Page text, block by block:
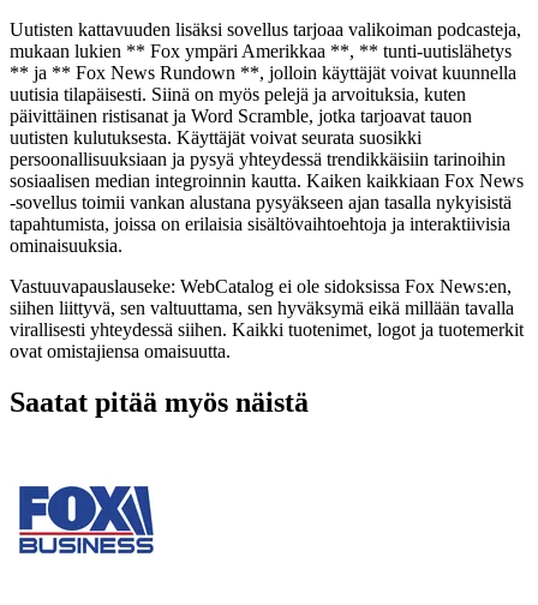
Uutisten kattavuuden lisäksi sovellus tarjoaa valikoiman podcasteja,
mukaan lukien ** Fox ympäri Amerikkaa **, ** tunti-uutislähetys
** ja ** Fox News Rundown **, jolloin käyttäjät voivat kuunnella
uutisia tilapäisesti. Siinä on myös pelejä ja arvoituksia, kuten
päivittäinen ristisanat ja Word Scramble, jotka tarjoavat tauon
uutisten kulutuksesta. Käyttäjät voivat seurata suosikki
persoonallisuuksiaan ja pysyä yhteydessä trendikkäisiin tarinoihin
sosiaalisen median integroinnin kautta. Kaiken kaikkiaan Fox News
-sovellus toimii vankan alustana pysyäkseen ajan tasalla nykyisistä
tapahtumista, joissa on erilaisia ​​sisältövaihtoehtoja ja interaktiivisia
ominaisuuksia.
Vastuuvapauslauseke: WebCatalog ei ole sidoksissa Fox News:en,
siihen liittyvä, sen valtuuttama, sen hyväksymä eikä millään tavalla
virallisesti yhteydessä siihen. Kaikki tuotenimet, logot ja tuotemerkit
ovat omistajiensa omaisuutta.
Saatat pitää myös näistä